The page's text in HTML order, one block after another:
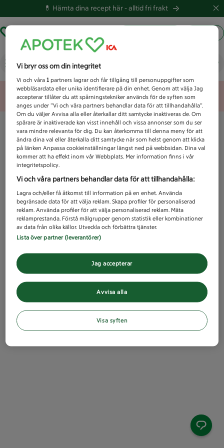
💊 Hämta dina recept här -alltid fri frakt
Vad letar du efter idag?
Unknown error
Vi bryr oss om din integritet
Vi och våra1 partners lagrar och får tillgång till personuppgifter som
webbläsardata eller unika identifierare på din enhet. Genom att välja Jag
accepterar tillåter du att spårningstekniker används för de syften som
anges under ”Vi och våra partners behandlar data för att tillhandahålla”.
Om du väljer Avvisa alla eller återkallar ditt samtycke inaktiveras de. Om
spårare är inaktiverade kan visst innehåll och vissa annonser som du ser
vara mindre relevanta för dig. Du kan återkomma till denna meny för att
ändra dina val eller återkalla ditt samtycke när som helst genom att klicka
på länken Anpassa cookieinställningar längst ned på webbsidan. Dina val
kommer att ha effekt inom vår Webbplats. Mer information finns i vår
integritetspolicy.
Vi och våra partners behandlar data för att tillhandahålla:
Lagra och/eller få åtkomst till information på en enhet. Använda
begränsade data för att välja reklam. Skapa profiler för personaliserad
reklam. Använda profiler för att välja personaliserad reklam. Mäta
reklamprestanda. Förstå målgrupper genom statistik eller kombinationer
av data från olika källor. Utveckla och förbättra tjänster.
Lista över partner (leverantörer)
Avvisa alla
Jag accepterar
Visa syften